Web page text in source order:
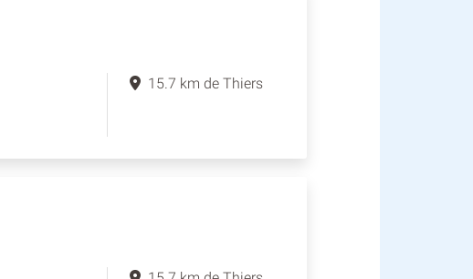
15.7 km de Thiers